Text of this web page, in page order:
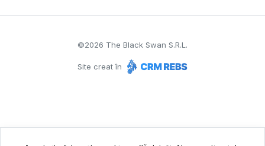
©2026 The Black Swan S.R.L.
Site creat în